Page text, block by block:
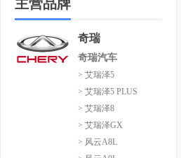
主营品牌
奇瑞
奇瑞汽车
> 艾瑞泽5
> 艾瑞泽5 PLUS
> 艾瑞泽8
> 艾瑞泽GX
> 风云A8L